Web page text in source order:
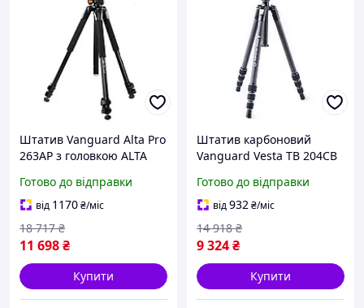
Штатив Vanguard Alta Pro
263AP з головкою ALTA
фото максимальна
навантаження 5 кг
Готово до відправки
від 1170₴/міс
11 698₴
18 717 ₴
Купити
Штатив карбоновий
Vanguard Vesta TB 204CB
макрозйомки і DSLR-
камер
Готово до відправки
від932₴/міс
9 324₴
14 918 ₴
Купити